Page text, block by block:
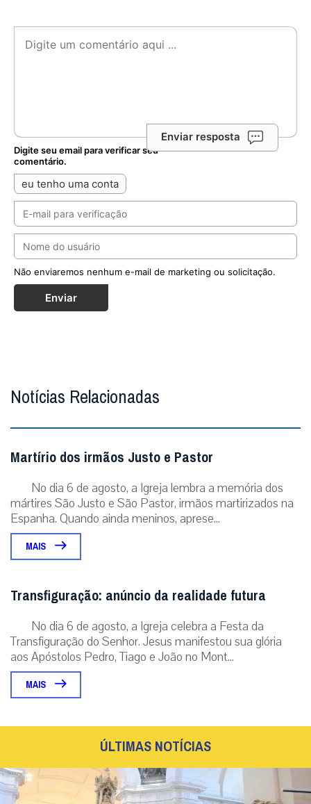
Enviar resposta
Digite seu email para verificar seu
comentário.
eu tenho uma conta
Não enviaremos nenhum e-mail de marketing ou solicitação.
Enviar
Notícias Relacionadas
Martírio dos irmãos Justo e Pastor
No dia 6 de agosto, a Igreja lembra a memória dos
mártires São Justo e São Pastor, irmãos martirizados na
Espanha. Quando ainda meninos, aprese...
MAIS
Transfiguração: anúncio da realidade futura
No dia 6 de agosto, a Igreja celebra a Festa da
Transfiguração do Senhor. Jesus manifestou sua glória
aos Apóstolos Pedro, Tiago e João no Mont...
MAIS
ÚLTIMAS NOTÍCIAS